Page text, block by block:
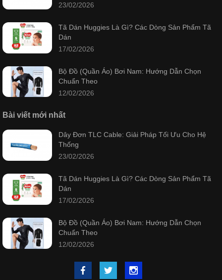
23/02/2026
Tã Dán Huggies Là Gì? Các Dòng Sản Phẩm Tã
Dán
17/02/2026
Bộ Đồ (Quần Áo) Bơi Nam: Hướng Dẫn Chọn
Chuẩn Theo
12/02/2026
Bài viết mới nhất
Dây Đơn TLC Cable: Giải Pháp Tối Ưu Cho Hệ
Thống
23/02/2026
Tã Dán Huggies Là Gì? Các Dòng Sản Phẩm Tã
Dán
17/02/2026
Bộ Đồ (Quần Áo) Bơi Nam: Hướng Dẫn Chọn
Chuẩn Theo
12/02/2026